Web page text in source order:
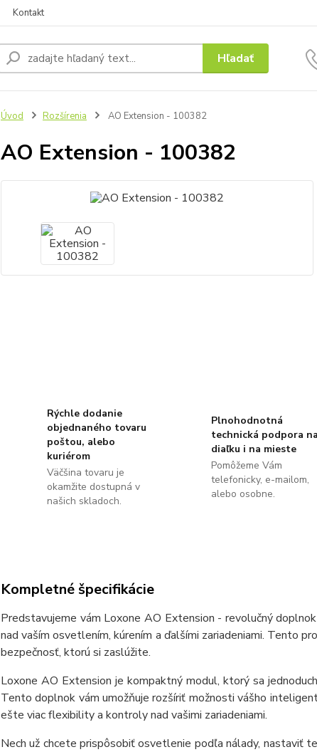
Kontakt
Hľadať
Úvod Rozšírenia AO Extension - 100382
AO Extension - 100382
Rýchle dodanie
objednaného tovaru
poštou, alebo
kuriérom
Väčšina tovaru je
okamžite dostupná v
našich skladoch.
Plnohodnotná
technická podpora na
diaľku i na mieste
Pomôžeme Vám
telefonicky, e-mailom,
alebo osobne.
Kompletné špecifikácie
Predstavujeme vám Loxone AO Extension - revolučný
nad vaším osvetlením, kúrením a ďalšími zariadeniami. Tento
bezpečnosť, ktorú si zaslúžite.
Loxone AO Extension je kompaktný modul, ktorý sa
Tento doplnok vám umožňuje rozšíriť možnosti vášho
ešte viac flexibility a kontroly nad vašimi zariadeniami.
Nech už chcete prispôsobiť osvetlenie podľa nálady, nastaviť